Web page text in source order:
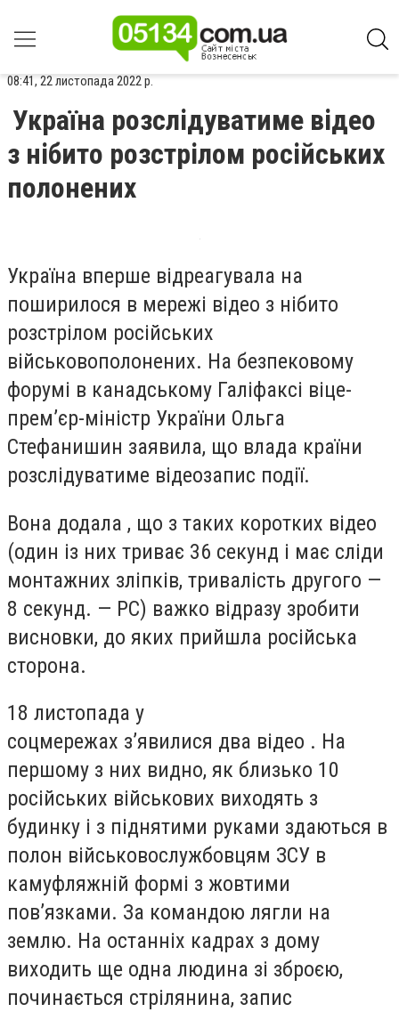
08:41, 22 листопада 2022 р.
Україна розслідуватиме відео
з нібито розстрілом російських
полонених
Україна вперше відреагувала на
поширилося в мережі відео з нібито
розстрілом російських
військовополонених. На безпековому
форумі в канадському Галіфаксі віце-
прем’єр-міністр України Ольга
Стефанишин заявила, що влада країни
розслідуватиме відеозапис події.
Вона додала , що з таких коротких відео
(один із них триває 36 секунд і має сліди
монтажних зліпків, тривалість другого —
8 секунд. — РС) важко відразу зробити
висновки, до яких прийшла російська
сторона.
18 листопада у
соцмережах з’явилися два відео . На
першому з них видно, як близько 10
російських військових виходять з
будинку і з піднятими руками здаються в
полон військовослужбовцям ЗСУ в
камуфляжній формі з жовтими
пов’язками. За командою лягли на
землю. На останніх кадрах з дому
виходить ще одна людина зі зброєю,
починається стрілянина, запис